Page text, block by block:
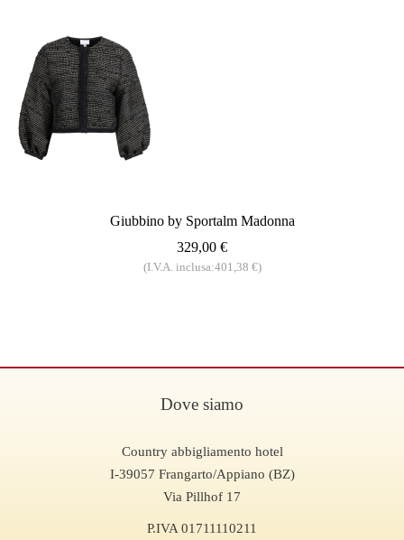
Giubbino by Sportalm Madonna
329,00 €
(I.V.A. inclusa:401,38 €)
Dove siamo
Country abbigliamento hotel
I-39057 Frangarto/Appiano (BZ)
Via Pillhof 17
P.IVA 01711110211